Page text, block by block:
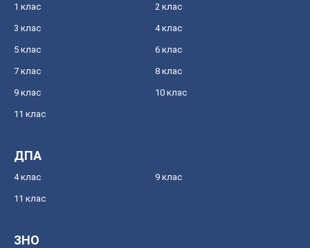
1 клас 2 клас
3 клас 4 клас
5 клас 6 клас
7 клас 8 клас
9 клас 10 клас
11 клас
ДПА
4 клас 9 клас
11 клас
ЗНО